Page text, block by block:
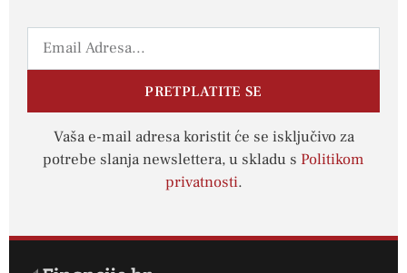
PRETPLATITE SE
Vaša e-mail adresa koristit će se isključivo za
potrebe slanja newslettera, u skladu s Politikom
privatnosti.